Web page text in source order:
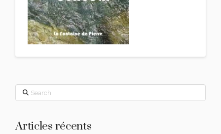
Search
Articles récents